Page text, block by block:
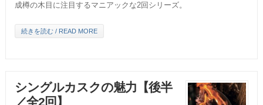
成樽の木目に注目するマニアックな2回シリーズ。
続きを読む / READ MORE
シングルカスクの魅力【後半
／全2回】